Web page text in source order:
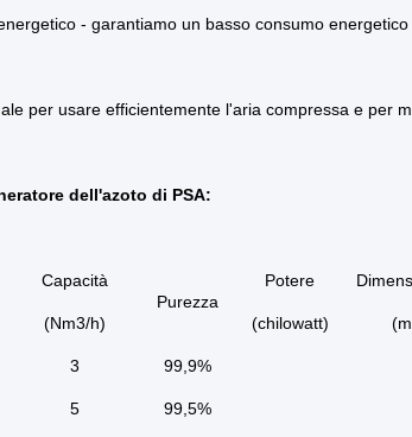
- garantiamo un basso consumo
per usare efficientemente l'aria compressa e per
dell'azoto di PSA:
Capacità
(Nm3/h)
Purezza
Potere
(chilowatt)
3
5
99,9%
99,5%